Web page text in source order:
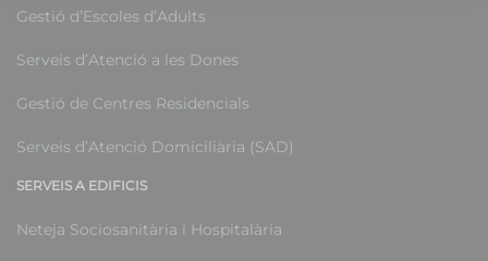
Gestió d’Escoles d’Adults
Serveis d’Atenció a les Dones
Gestió de Centres Residencials
Serveis d’Atenció Domiciliària (SAD)
SERVEIS A EDIFICIS
Neteja Sociosanitària i Hospitalària